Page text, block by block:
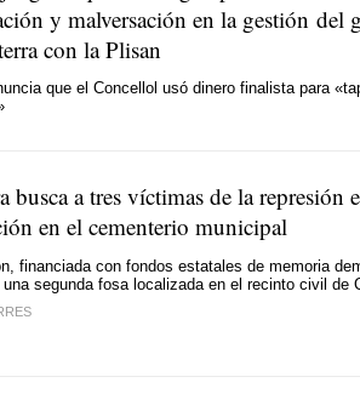
y malversación en la gestión del
con la Plisan
que el Concellol usó dinero finalista para
busca a tres víctimas de la represión
en el cementerio municipal
financiada con fondos estatales de memoria
segunda fosa localizada en el recinto civil de